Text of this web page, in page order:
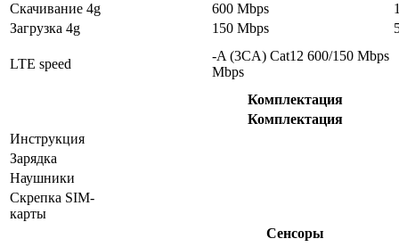
Скачивание 4g
600 Mbps
Загрузка 4g
150 Mbps
LTE speed
-A (3CA) Cat12 600/150 Mbps
Mbps
Комплектация
Комплектация
Инструкция
Зарядка
Наушники
Скрепка SIM-
карты
Сенсоры